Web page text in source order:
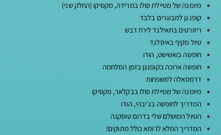
מיומנה של מטיילת סולו במרידה, מקסיקו (החלק שני)
קופנגן למבוגרים בלבד
ריזורטים בתאילנד לירח דבש
טיול מקיף באיסלנד
חופשה בואשישט, הודו
חופשה ארוכה בקופנגן בזמן המלחמה
דרמסאלה למשפחות
מיומנה של מטיילת סולו בבקלאר, מקסיקו
המדריך לחופשה בג׳יבהי, הודו
הטיול המושלם שלי בדרום טוסקנה
המדריך המלא לרומא כולל מתוקים!